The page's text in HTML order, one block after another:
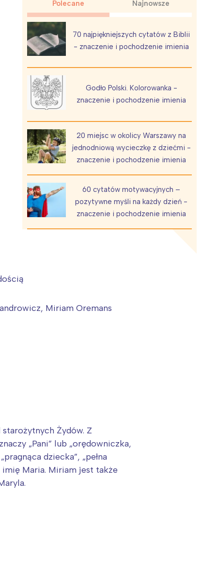
Polecane Najnowsze
70 najpiękniejszych cytatów z Biblii
- znaczenie i pochodzenie imienia
Godło Polski. Kolorowanka -
znaczenie i pochodzenie imienia
20 miejsc w okolicy Warszawy na
jednodniową wycieczkę z dziećmi -
znaczenie i pochodzenie imienia
60 cytatów motywacyjnych –
pozytywne myśli na każdy dzień -
znaczenie i pochodzenie imienia
Miriam Oremans
Żydów. Z
„Pani” lub „orędowniczka,
dziecka”, „pełna
Maria. Miriam jest także